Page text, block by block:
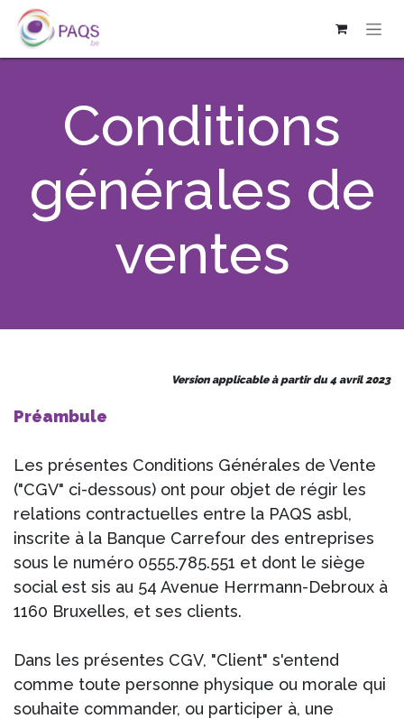
OVERSLAAN NAAR INHOUD
Conditions
générales de
ventes
Version applicable à partir du 4 avril 2023
Préambule
Les présentes Conditions Générales de Vente
("CGV" ci-dessous) ont pour objet de régir les
relations contractuelles entre la PAQS asbl,
inscrite à la Banque Carrefour des entreprises
sous le numéro 0555.785.551 et dont le siège
social est sis au 54 Avenue Herrmann-Debroux à
1160 Bruxelles, et ses clients.
Dans les présentes CGV, "Client" s'entend
comme toute personne physique ou morale qui
souhaite commander, ou participer à, une